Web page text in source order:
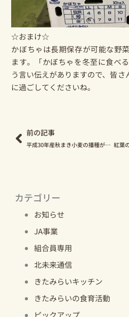
カテゴリー
お知らせ
JA事業
組合員専用
北未来通信
きたみらいキッチン
きたみらいの食育活動
ピックアップ
☆おまけ☆
かぼちゃは長期保存が可能な野
ます。「かぼちゃを冬至に食べ
う言い伝えがありますので、皆
に過ごしてくださいね。
前の記事
平成30年産秋まき小麦の播種が本格化しています！